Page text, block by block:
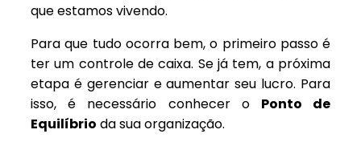
que estamos vivendo.
Para que tudo ocorra bem, o primeiro passo é
ter um controle de caixa. Se já tem, a próxima
etapa é gerenciar e aumentar seu lucro. Para
isso, é necessário conhecer o Ponto de
Equilíbrio da sua organização.